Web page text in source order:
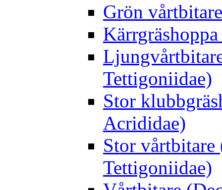
Grön
Tettigoniidae)
Stor
Acrididae)
Stor
Tettigoniidae)